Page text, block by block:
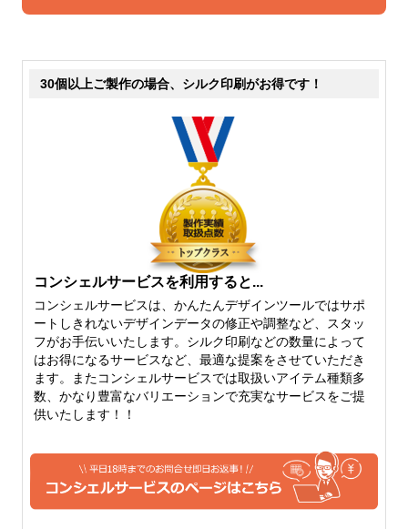
表現が難しいのですが、薄手
の中では、厚手です。透け具
合もだいぶ気にならないレベ
ルです。たたんだりできる厚
若干透けますが、中身が見え
るということは無いと思って
大丈夫です。ここから中厚手
になり、しっかりとした雰囲
気がありながらも、柔らかさ
さになります。
10オンス
10オンスになると、しっかり
としたトートバッグを作りた
いという片には、おすすめで
番のトートバッグなどは、10
オンスくらいから。やわらか
い雰囲気も残っています。
12オンス
厚手のしっかりトートバッグ
といえば、12オンス。生地も
トートバッグをご希望の方に
は、おすすめできる人気のベ
ーシックな厚手コットンで
30個以上ご製作の場合、シルク印刷がお得です！
コンシェルサービスを利用すると...
コンシェルサービスは、かんたんデザインツールではサポ
ートしきれないデザインデータの修正や調整など、スタッ
フがお手伝いいたします。シルク印刷などの数量によって
はお得になるサービスなど、最適な提案をさせていただき
ます。またコンシェルサービスでは取扱いアイテム種類多
数、かなり豊富なバリエーションで充実なサービスをご提
供いたします！！